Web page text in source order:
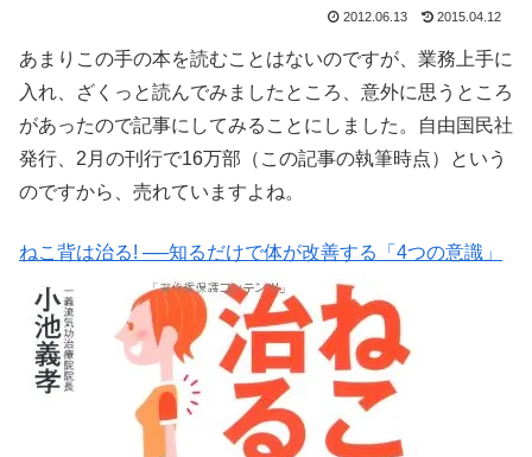
2012.06.13 2015.04.12
あまりこの手の本を読むことはないのですが、業務上手に
入れ、ざくっと読んでみましたところ、意外に思うところ
があったので記事にしてみることにしました。自由国民社
発行、2月の刊行で16万部（この記事の執筆時点）という
のですから、売れていますよね。
ねこ背は治る! ──知るだけで体が改善する「4つの意識」